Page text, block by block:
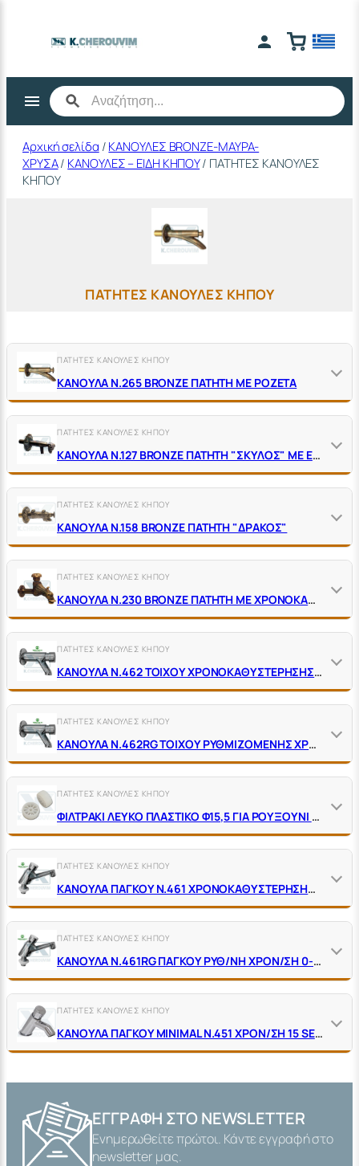
περιεχόμενο
Αρχική σελίδα /ΚΑΝΟΥΛΕΣ BRONZE-ΜΑΥΡΑ-
ΧΡΥΣΑ/ ΚΑΝΟΥΛΕΣ – ΕΙΔΗ ΚΗΠΟΥ/ ΠΑΤΗΤΕΣ ΚΑΝΟΥΛΕΣ
ΚΗΠΟΥ
ΠΑΤΗΤΕΣ ΚΑΝΟΥΛΕΣ ΚΗΠΟΥ
ΠΑΤΗΤΕΣ ΚΑΝΟΥΛΕΣ ΚΗΠΟΥ
ΚΑΝΟΥΛΑ Ν.265 ΒRΟΝΖΕ ΠΑΤΗΤΗ ΜΕ ΡΟΖΕΤΑ
ΠΑΤΗΤΕΣ ΚΑΝΟΥΛΕΣ ΚΗΠΟΥ
ΚΑΝΟΥΛΑ Ν.127 ΒRΟΝΖΕ ΠΑΤΗΤΗ "ΣΚΥΛΟΣ" ΜΕ ΕΝΣΩΜΑΤΩΜΕΝΗ ΡΟΖΕΤΑ
ΠΑΤΗΤΕΣ ΚΑΝΟΥΛΕΣ ΚΗΠΟΥ
ΚΑΝΟΥΛΑ Ν.158 ΒRΟΝΖΕ ΠΑΤΗΤΗ "ΔΡΑΚΟΣ"
ΠΑΤΗΤΕΣ ΚΑΝΟΥΛΕΣ ΚΗΠΟΥ
ΚΑΝΟΥΛΑ Ν.230 ΒRΟΝΖΕ ΠΑΤΗΤΗ ΜΕ ΧΡΟΝΟΚΑΘΥΣΤΕΡΗΣΗ ΚΑΙ ΡΟΖΕΤΑ
ΠΑΤΗΤΕΣ ΚΑΝΟΥΛΕΣ ΚΗΠΟΥ
ΚΑΝΟΥΛΑ Ν.462 ΤΟΙΧΟΥ ΧΡΟΝΟΚΑΘΥΣΤΕΡΗΣΗΣ ΠΑΤΗΤΗ ΧΡΩΜΕ ΧΡΟΝ.15 SEC
ΠΑΤΗΤΕΣ ΚΑΝΟΥΛΕΣ ΚΗΠΟΥ
ΚΑΝΟΥΛΑ Ν.462RG ΤΟΙΧΟΥ ΡΥΘΜΙΖΟΜΕΝΗΣ ΧΡΟΝ/ΣΗΣ 0-20 SΕC. ΠΑΤΗΤΗ ΧΡΩΜΕ
ΠΑΤΗΤΕΣ ΚΑΝΟΥΛΕΣ ΚΗΠΟΥ
ΦΙΛΤΡΑΚΙ ΛΕΥΚΟ ΠΛΑΣΤΙΚΟ Φ15,5 ΓΙΑ ΡΟΥΞΟΥΝΙ ΚΑΝΟΥΛΑΣ ΤΟΙΧΟΥ Ν.462 TREMOLADA
ΠΑΤΗΤΕΣ ΚΑΝΟΥΛΕΣ ΚΗΠΟΥ
ΚΑΝΟΥΛΑ ΠΑΓΚΟΥ Ν.461 ΧΡΟΝΟΚΑΘΥΣΤΕΡΗΣΗΣ ΠΑΤΗΤΗ ΧΡΩΜΕ
ΠΑΤΗΤΕΣ ΚΑΝΟΥΛΕΣ ΚΗΠΟΥ
ΚΑΝΟΥΛΑ Ν.461RG ΠΑΓΚΟΥ ΡΥΘ/ΝΗ ΧΡΟΝ/ΣΗ 0-20 SΕC ΠΑΤΗΤΗ ΧΡΩΜΕ
ΠΑΤΗΤΕΣ ΚΑΝΟΥΛΕΣ ΚΗΠΟΥ
ΚΑΝΟΥΛΑ ΠΑΓΚΟΥ ΜΙΝΙΜΑL Ν.451 ΧΡΟΝ/ΣΗ 15 SEC ΠΑΤΗΤΗ ΧΡΩΜΕ
ΕΓΓΡΑΦΉ ΣΤΟ NEWSLETTER
Ενημερωθείτε πρώτοι. Κάντε εγγραφή στο
newsletter μας.